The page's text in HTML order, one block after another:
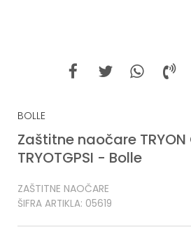
BOLLE
Zaštitne naočare TRYON
TRYOTGPSI - Bolle
ZAŠTITNE NAOČARE
ŠIFRA ARTIKLA: 05619